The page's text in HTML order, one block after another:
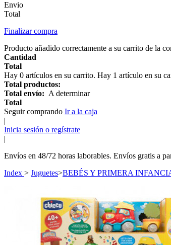
Envio
Total
Finalizar compra
Producto añadido correctamente a su carrito de la
Cantidad
Total
Hay 0 artículos en su carrito. Hay 1 artículo en su
Total productos:
Total envío: A determinar
Total
Seguir comprando Ir a la caja
|
Inicia sesión o regístrate
|
Envíos en 48/72 horas laborables. Envíos gratis a
Index > Juguetes>BEBÉS Y PRIMERA